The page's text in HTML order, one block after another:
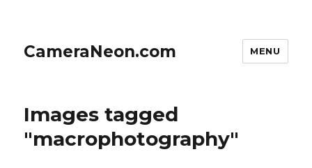
CameraNeon.com MENU
Images tagged
"macrophotography"